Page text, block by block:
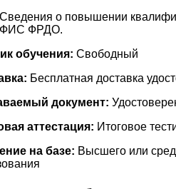
о повышении
ФРДО.
обучения: Свободный
Бесплатная доставка
документ:
аттестация: Итоговое
на базе: Высшего или